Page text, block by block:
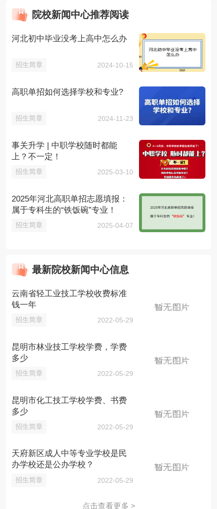
院校新闻中心推荐阅读
河北初中毕业没考上高中怎么办
招生简章 2024-10-15
高职单招如何选择学校和专业?
招生简章 2024-11-23
事关升学 | 中职学校随时都能
上？不一定！
招生简章 2025-03-10
2025年河北高职单招志愿填报：
属于专科生的“铁饭碗”专业！
招生简章 2025-04-07
最新院校新闻中心信息
云南省轻工业技工学校收费标准
钱一年
招生简章 2022-05-29
昆明市林业技工学校学费，学费
多少
招生简章 2022-05-29
昆明市化工技工学校学费、书费
多少
招生简章 2022-05-29
天府新区成人中等专业学校是民
办学校还是公办学校？
招生简章 2022-05-29
点击查看更多 >